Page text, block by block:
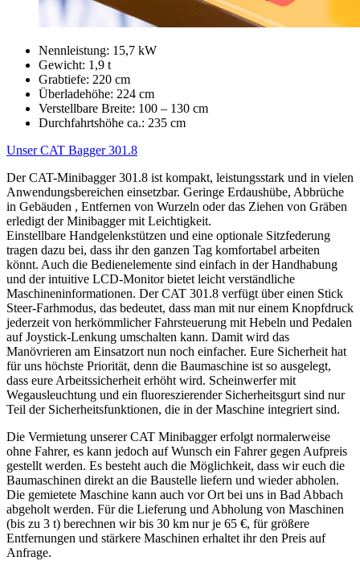
Nennleistung: 15,7 kW
Gewicht: 1,9 t
Grabtiefe: 220 cm
Überladehöhe: 224 cm
Verstellbare Breite: 100 – 130 cm
Durchfahrtshöhe ca.: 235 cm
Unser CAT Bagger 301.8
Der CAT-Minibagger 301.8 ist kompakt, leistungsstark und in vielen
Anwendungsbereichen einsetzbar. Geringe Erdaushübe, Abbrüche
in Gebäuden , Entfernen von Wurzeln oder das Ziehen von Gräben
erledigt der Minibagger mit Leichtigkeit.
Einstellbare Handgelenkstützen und eine optionale Sitzfederung
tragen dazu bei, dass ihr den ganzen Tag komfortabel arbeiten
könnt. Auch die Bedienelemente sind einfach in der Handhabung
und der intuitive LCD-Monitor bietet leicht verständliche
Maschineninformationen. Der CAT 301.8 verfügt über einen Stick
Steer-Farhmodus, das bedeutet, dass man mit nur einem Knopfdruck
jederzeit von herkömmlicher Fahrsteuerung mit Hebeln und Pedalen
auf Joystick-Lenkung umschalten kann. Damit wird das
Manövrieren am Einsatzort nun noch einfacher. Eure Sicherheit hat
für uns höchste Priorität, denn die Baumaschine ist so ausgelegt,
dass eure Arbeitssicherheit erhöht wird. Scheinwerfer mit
Wegausleuchtung und ein fluoreszierender Sicherheitsgurt sind nur
Teil der Sicherheitsfunktionen, die in der Maschine integriert sind.
Die Vermietung unserer CAT Minibagger erfolgt normalerweise
ohne Fahrer, es kann jedoch auf Wunsch ein Fahrer gegen Aufpreis
gestellt werden. Es besteht auch die Möglichkeit, dass wir euch die
Baumaschinen direkt an die Baustelle liefern und wieder abholen.
Die gemietete Maschine kann auch vor Ort bei uns in Bad Abbach
abgeholt werden. Für die Lieferung und Abholung von Maschinen
(bis zu 3 t) berechnen wir bis 30 km nur je 65 €, für größere
Entfernungen und stärkere Maschinen erhaltet ihr den Preis auf
Anfrage.